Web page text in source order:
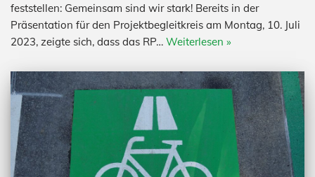
feststellen: Gemeinsam sind wir stark! Bereits in der
Präsentation für den Projektbegleitkreis am Montag, 10. Juli
2023, zeigte sich, dass das RP… Weiterlesen »